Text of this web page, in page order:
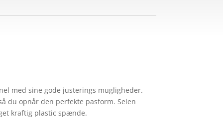
med sine gode justerings mugligheder.
du opnår den perfekte pasform. Selen
kraftig plastic spænde.